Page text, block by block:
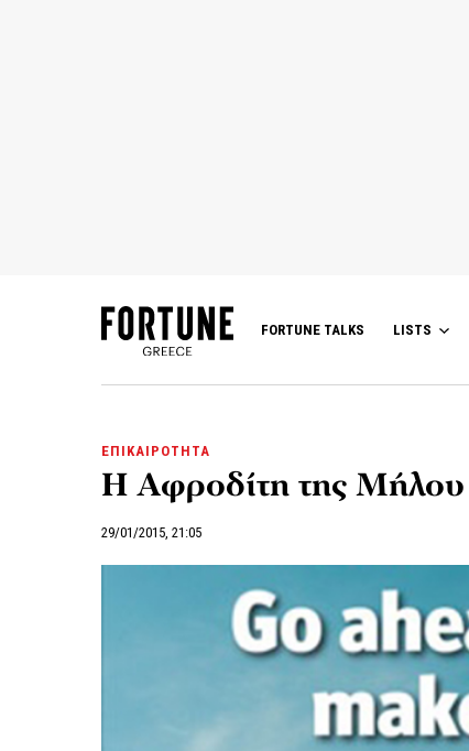
FORTUNE TALKS LISTS
ΕΠΙΚΑΙΡΟΤΗΤΑ
Η Αφροδίτη της Μήλου
29/01/2015, 21:05